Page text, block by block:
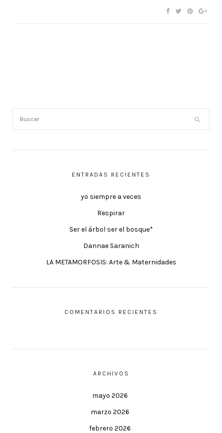
ENTRADAS RECIENTES
yo siempre a veces
Respirar
Ser el árbol ser el bosque*
Dannae Saranich
LA METAMORFOSIS: Arte & Maternidades
COMENTARIOS RECIENTES
ARCHIVOS
mayo 2026
marzo 2026
febrero 2026